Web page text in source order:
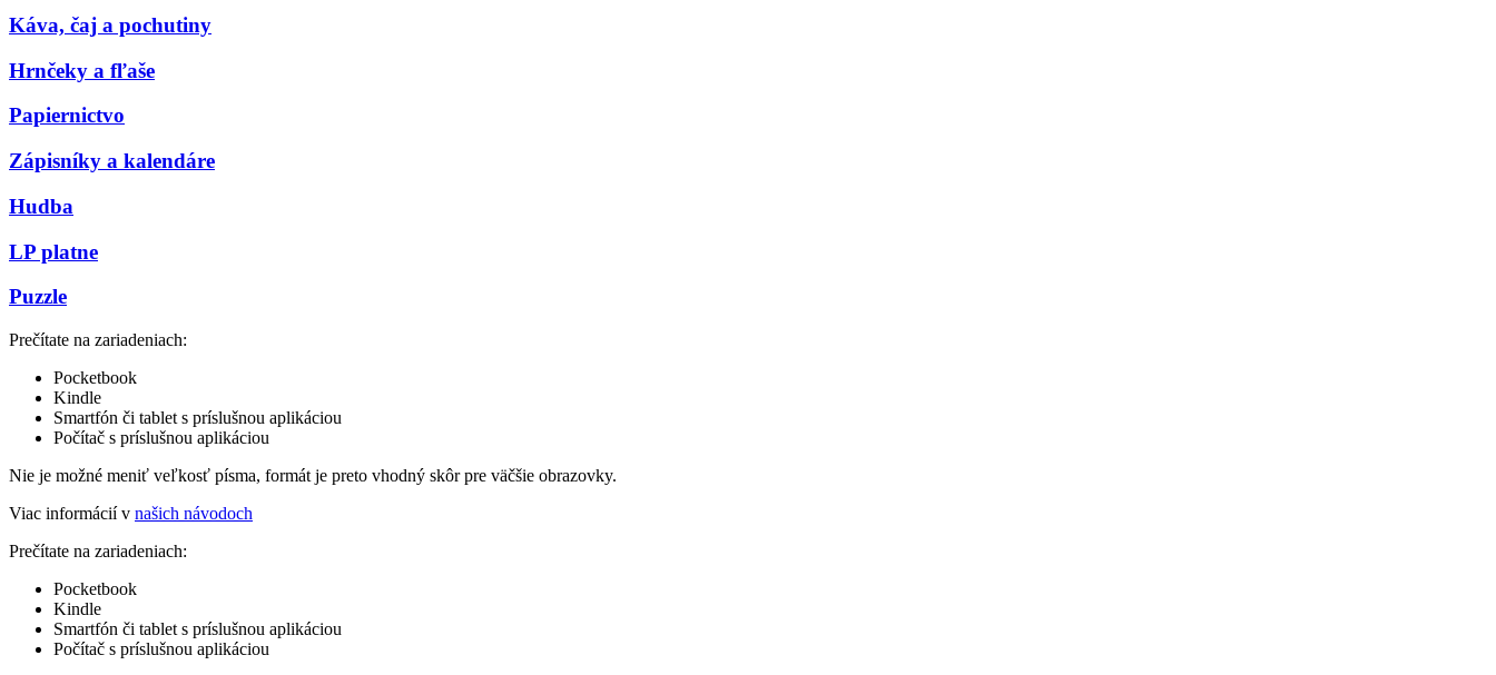
Káva, čaj a pochutiny
Hrnčeky a fľaše
Papiernictvo
Zápisníky a kalendáre
Hudba
LP platne
Puzzle
Prečítate na zariadeniach:
Pocketbook
Kindle
Smartfón či tablet s príslušnou aplikáciou
Počítač s príslušnou aplikáciou
Nie je možné meniť veľkosť písma, formát je preto vhodný skôr pre väčšie obrazovky.
Viac informácií v našich návodoch
Prečítate na zariadeniach:
Pocketbook
Kindle
Smartfón či tablet s príslušnou aplikáciou
Počítač s príslušnou aplikáciou